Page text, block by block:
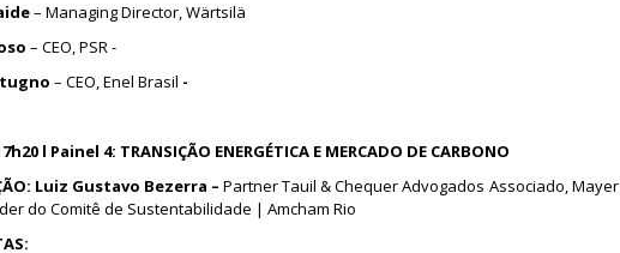
– Managing Director, Wärtsilä
– CEO, PSR -
– CEO, Enel Brasil -
l Painel 4: TRANSIÇÃO ENERGÉTICA E MERCADO DE CARBONO
Luiz Gustavo Bezerra – Partner Tauil & Chequer Advogados Associado, Mayer
do Comitê de Sustentabilidade | Amcham Rio